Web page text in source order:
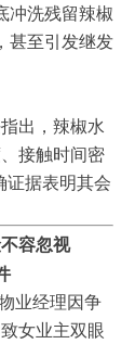
冲洗残留辣椒
甚至引发继发
出，辣椒水
接触时间密
证据表明其会
容忽视
业经理因争
女业主双眼